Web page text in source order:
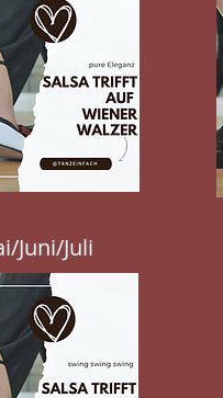
Juni/Juli